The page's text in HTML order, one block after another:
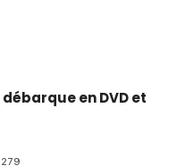
en DVD et
279